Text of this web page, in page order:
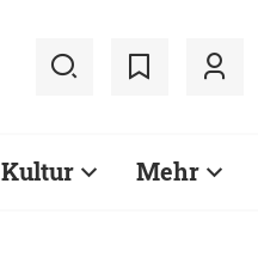
Kultur Mehr